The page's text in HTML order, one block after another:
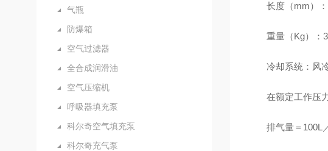
气瓶
防爆箱
空气过滤器
全合成润滑油
空气压缩机
呼吸器填充泵
科尔奇空气填充泵
科尔奇充气泵
长度（mm）：
重量（Kg）：
冷却系统：风
在额定工作压力
排气量＝100L